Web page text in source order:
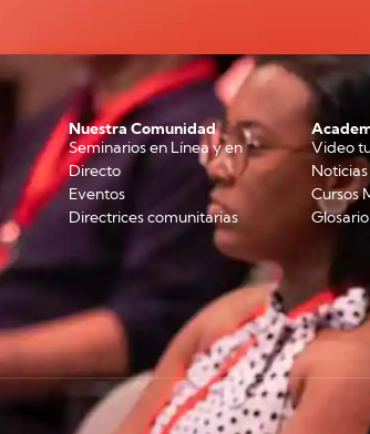
Nuestra Comunidad
Seminarios en Línea y en
Directo
Eventos
Directrices comunitarias
Video
Noticias
Cursos
Glosario